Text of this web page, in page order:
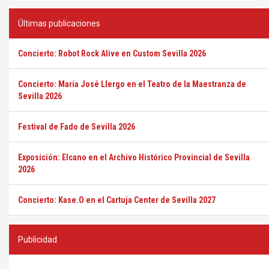
Últimas publicaciones
Concierto: Robot Rock Alive en Custom Sevilla 2026
Concierto: María José Llergo en el Teatro de la Maestranza de
Sevilla 2026
Festival de Fado de Sevilla 2026
Exposición: Elcano en el Archivo Histórico Provincial de Sevilla
2026
Concierto: Kase.O en el Cartuja Center de Sevilla 2027
Publicidad